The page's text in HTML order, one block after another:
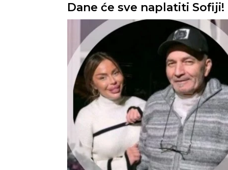
Dane će sve naplatiti Sofiji!